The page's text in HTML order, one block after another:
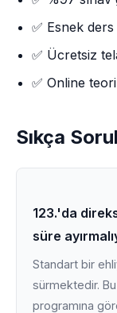
✅ Esnek
✅ Ücretsiz
✅ Online
Sıkça
123.'da
süre
Standart bir
sürmektedir.
programına